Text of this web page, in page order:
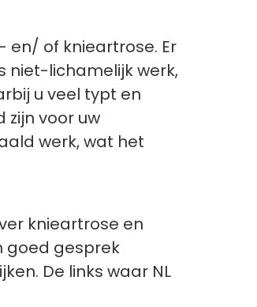
en/ of knieartrose. Er
niet-lichamelijk werk,
u veel typt en
voor uw
werk, wat het
knieartrose en
goed gesprek
De links waar NL